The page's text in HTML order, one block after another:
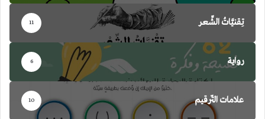
تِقنيَّاتُ الشِّعر 11
رواية 6
علامات التّرقيم 10